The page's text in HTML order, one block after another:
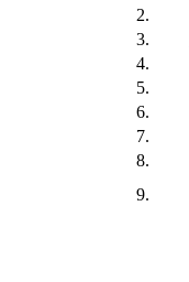
2.
3.
4.
5.
6.
7.
8.
9.